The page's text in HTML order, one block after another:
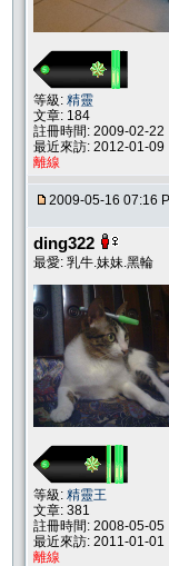
等級: 精靈
文章: 184
註冊時間: 2009-02-22
最近來訪: 2012-01-09
離線
2009-05-16 07:16
ding322
最愛: 乳牛.妹妹.黑輪
等級: 精靈王
文章: 381
註冊時間: 2008-05-05
最近來訪: 2011-01-01
離線